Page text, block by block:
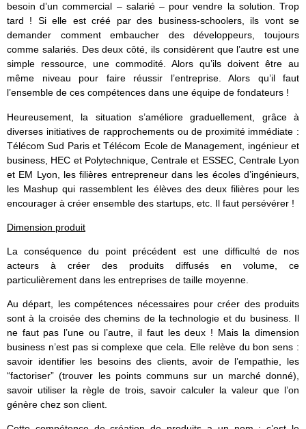
besoin d’un commercial – salarié – pour vendre la solution. Trop
tard ! Si elle est créé par des business-schoolers, ils vont se
demander comment embaucher des développeurs, toujours
comme salariés. Des deux côté, ils considèrent que l’autre est une
simple ressource, une commodité. Alors qu’ils doivent être au
même niveau pour faire réussir l’entreprise. Alors qu’il faut
l’ensemble de ces compétences dans une équipe de fondateurs !
Heureusement, la situation s’améliore graduellement, grâce à
diverses initiatives de rapprochements ou de proximité immédiate :
Télécom Sud Paris et Télécom Ecole de Management, ingénieur et
business, HEC et Polytechnique, Centrale et ESSEC, Centrale Lyon
et EM Lyon, les filières entrepreneur dans les écoles d’ingénieurs,
les Mashup qui rassemblent les élèves des deux filières pour les
encourager à créer ensemble des startups, etc. Il faut persévérer !
Dimension produit
La conséquence du point précédent est une difficulté de nos
acteurs à créer des produits diffusés en volume, ce
particulièrement dans les entreprises de taille moyenne.
Au départ, les compétences nécessaires pour créer des produits
sont à la croisée des chemins de la technologie et du business. Il
ne faut pas l’une ou l’autre, il faut les deux ! Mais la dimension
business n’est pas si complexe que cela. Elle relève du bon sens :
savoir identifier les besoins des clients, avoir de l’empathie, les
“factoriser” (trouver les points communs sur un marché donné),
savoir utiliser la règle de trois, savoir calculer la valeur que l’on
génère chez son client.